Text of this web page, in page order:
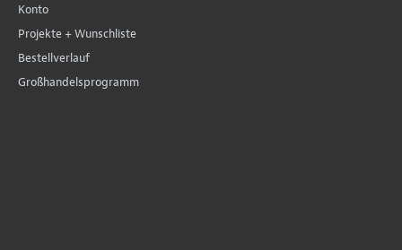
Konto
Projekte + Wunschliste
Bestellverlauf
Großhandelsprogramm